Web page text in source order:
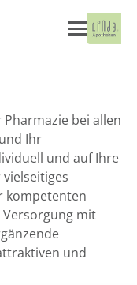
bei allen
Ihr
und auf Ihre
kompetenten
mit
und